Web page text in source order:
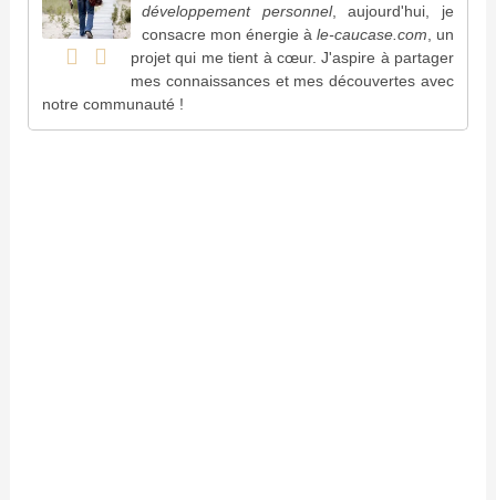
développement personnel, aujourd'hui, je
consacre mon énergie àle-caucase.com , un
projet qui me tient à cœur. J'aspire à partager
mes connaissances et mes découvertes avec
notre communauté !